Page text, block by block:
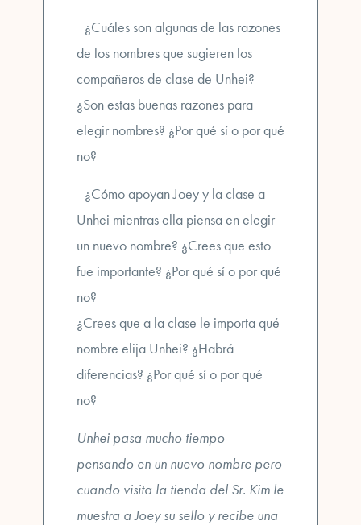
¿Cuáles son algunas de las razones
de los nombres que sugieren los
compañeros de clase de Unhei?
¿Son estas buenas razones para
elegir nombres? ¿Por qué sí o por qué
no?
¿Cómo apoyan Joey y la clase a
Unhei mientras ella piensa en elegir
un nuevo nombre? ¿Crees que esto
fue importante? ¿Por qué sí o por qué
no?
¿Crees que a la clase le importa qué
nombre elija Unhei? ¿Habrá
diferencias? ¿Por qué sí o por qué
no?
Unhei pasa mucho tiempo
pensando en un nuevo nombre pero
cuando visita la tienda del Sr. Kim le
muestra a Joey su sello y recibe una